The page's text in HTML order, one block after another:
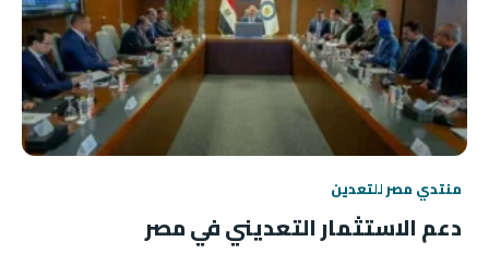
منتدي مصر للتعدين
دعم الاستثمار التعديني في مصر